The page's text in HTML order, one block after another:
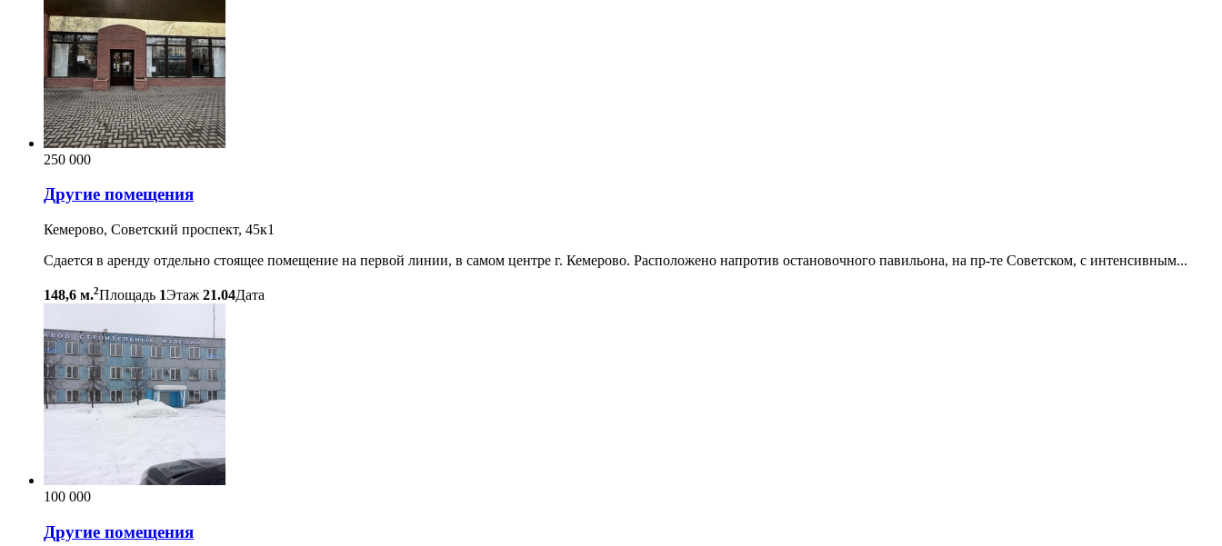
250 000
Другие помещения
Кемерово, Советский проспект, 45к1
Сдается в аренду отдельно стоящее помещение на первой линии, в самом центре г. Кемерово. Расположено напротив остановочного павильона, на пр-те Советском, с интенсивным...
148,6 м.2Площадь 1Этаж 21.04Дата
100 000
Другие помещения